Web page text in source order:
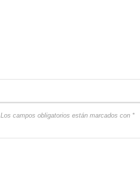
Los campos obligatorios están marcados con *